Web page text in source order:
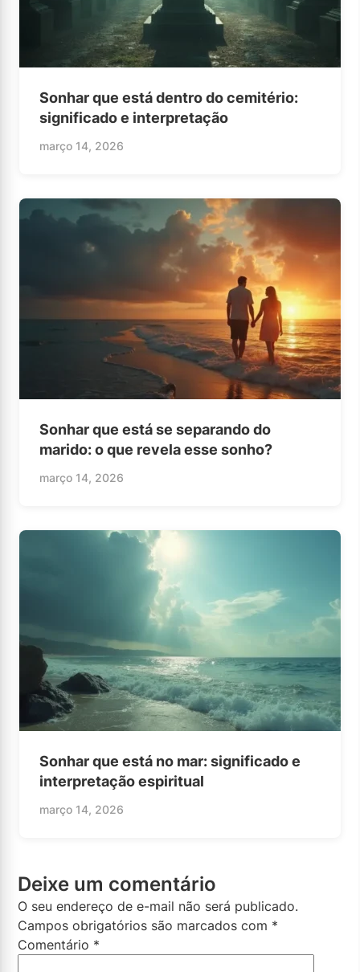
Sonhar que está dentro do cemitério:
significado e interpretação
março 14, 2026
Sonhar que está se separando do
marido: o que revela esse sonho?
março 14, 2026
Sonhar que está no mar: significado e
interpretação espiritual
março 14, 2026
Deixe um comentário
O seu endereço de e-mail não será publicado.
Campos obrigatórios são marcados com *
Comentário *